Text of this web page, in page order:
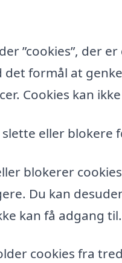
”cookies”, der
det formål at
Cookies kan
eller blokere
blokerer
Du kan
kan få adgang til.
cookies fra